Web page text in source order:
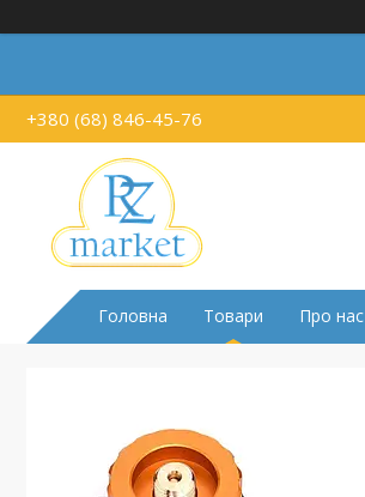
+380 (68) 846-45-76
Головна Товари Про нас